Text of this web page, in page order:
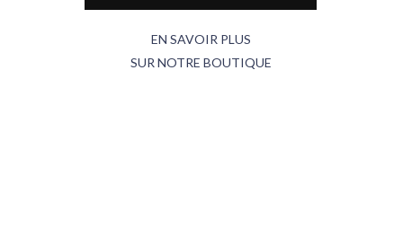
EN SAVOIR PLUS
SUR NOTRE BOUTIQUE